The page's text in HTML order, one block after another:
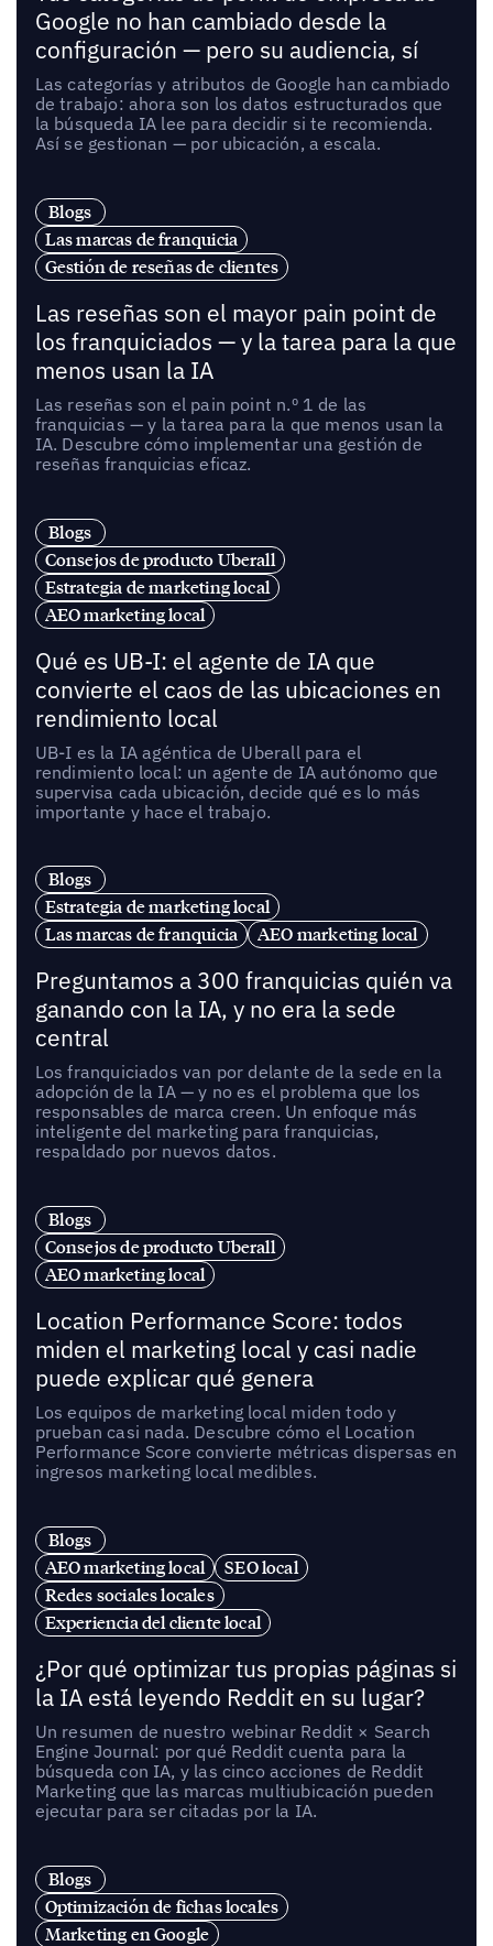
Google no han cambiado desde la
configuración — pero su audiencia, sí
Las categorías y atributos de Google han cambiado
de trabajo: ahora son los datos estructurados que
la búsqueda IA lee para decidir si te recomienda.
Así se gestionan — por ubicación, a escala.
Blogs
Las marcas de franquicia
Gestión de reseñas de clientes
Las reseñas son el mayor pain point de
los franquiciados — y la tarea para la que
menos usan la IA
Las reseñas son el pain point n.º 1 de las
franquicias — y la tarea para la que menos usan la
IA. Descubre cómo implementar una gestión de
reseñas franquicias eficaz.
Blogs
Consejos de producto Uberall
Estrategia de marketing local
AEO marketing local
Qué es UB-I: el agente de IA que
convierte el caos de las ubicaciones en
rendimiento local
UB-I es la IA agéntica de Uberall para el
rendimiento local: un agente de IA autónomo que
supervisa cada ubicación, decide qué es lo más
importante y hace el trabajo.
Blogs
Estrategia de marketing local
Las marcas de franquicia
AEO marketing local
Preguntamos a 300 franquicias quién va
ganando con la IA, y no era la sede
central
Los franquiciados van por delante de la sede en la
adopción de la IA — y no es el problema que los
responsables de marca creen. Un enfoque más
inteligente del marketing para franquicias,
respaldado por nuevos datos.
Blogs
Consejos de producto Uberall
AEO marketing local
Location Performance Score: todos
miden el marketing local y casi nadie
puede explicar qué genera
Los equipos de marketing local miden todo y
prueban casi nada. Descubre cómo el Location
Performance Score convierte métricas dispersas en
ingresos marketing local medibles.
Blogs
AEO marketing local
SEO local
Redes sociales locales
Experiencia del cliente local
¿Por qué optimizar tus propias páginas si
la IA está leyendo Reddit en su lugar?
Un resumen de nuestro webinar Reddit × Search
Engine Journal: por qué Reddit cuenta para la
búsqueda con IA, y las cinco acciones de Reddit
Marketing que las marcas multiubicación pueden
ejecutar para ser citadas por la IA.
Blogs
Optimización de fichas locales
Marketing en Google